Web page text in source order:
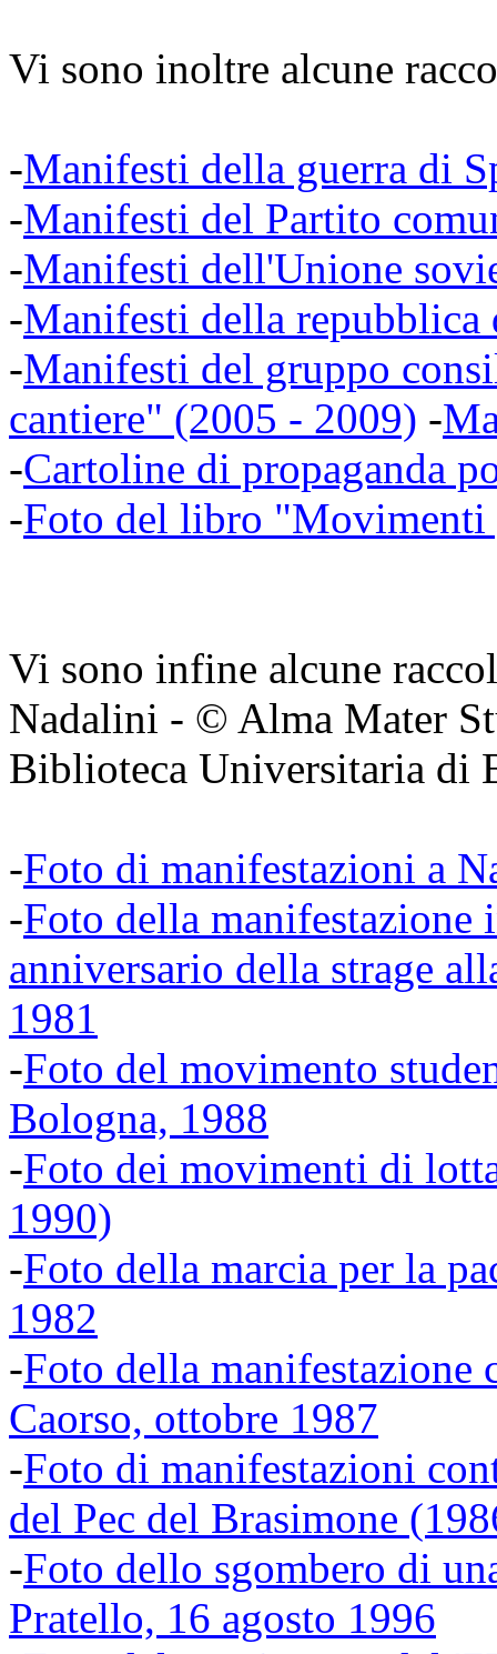
Vi sono inoltre alcune
-Manifesti della guerra di
-Manifesti del Partito
-Manifesti dell'Unione
-Manifesti della
-Manifesti del gruppo
cantiere" (2005 - 2009) -
-Cartoline di propaganda
-Foto del libro
Vi sono infine alcune
Nadalini - © Alma Mater
Biblioteca Universitaria di
-Foto di manifestazioni a
-Foto della manifestazione
anniversario della strage
1981
-Foto del movimento
Bologna, 1988
-Foto dei movimenti di
1990)
-Foto della marcia per la
1982
-Foto della manifestazione
Caorso, ottobre 1987
-Foto di manifestazioni
del Pec del Brasimone
-Foto dello sgombero di
Pratello, 16 agosto 1996